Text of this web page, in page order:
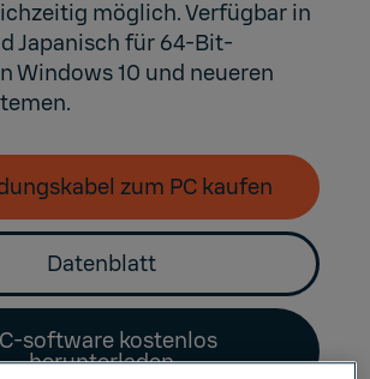
möglich. Verfügbar in
Japanisch für 64-Bit-
Windows 10 und neueren
zum PC kaufen
Datenblatt
software kostenlos
herunterladen